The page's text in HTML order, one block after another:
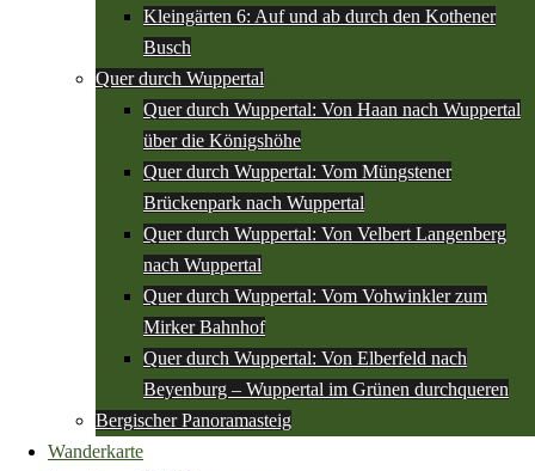
Kleingärten 6: Auf und ab durch den Kothener
Busch
Quer durch Wuppertal
Quer durch Wuppertal: Von Haan nach Wuppertal
über die Königshöhe
Quer durch Wuppertal: Vom Müngstener
Brückenpark nach Wuppertal
Quer durch Wuppertal: Von Velbert Langenberg
nach Wuppertal
Quer durch Wuppertal: Vom Vohwinkler zum
Mirker Bahnhof
Quer durch Wuppertal: Von Elberfeld nach
Beyenburg – Wuppertal im Grünen durchqueren
Bergischer Panoramasteig
Wanderkarte